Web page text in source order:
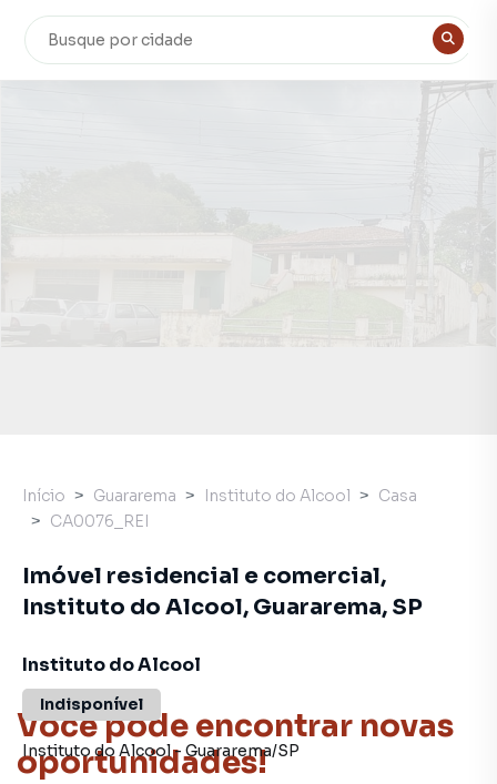
Você pode encontrar novas
oportunidades!
Início Guararema Instituto do Alcool
Casa
CA0076_REI
Imóvel residencial e comercial,
Instituto do Alcool, Guararema, SP
Instituto do Alcool
Indisponível
Instituto do Alcool- Guararema/SP